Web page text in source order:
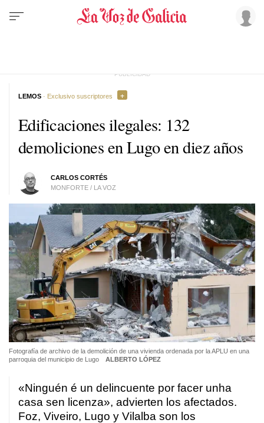
Edificaciones ilegales: 132
demoliciones en Lugo en diez años
CARLOS CORTÉS
MONFORTE / LA VOZ
LEMOS · Exclusivo suscriptores
Fotografía de archivo de la demolición de una vivienda ordenada por la APLU en una
parroquia del municipio de Lugo
ALBERTO LÓPEZ
«Ninguén é un delincuente por facer unha
casa sen licenza», advierten los afectados.
Foz, Viveiro, Lugo y Vilalba son los